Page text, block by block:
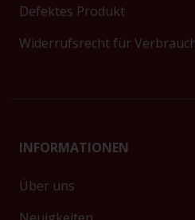
Defektes Produkt
Widerrufsrecht für
INFORMATIONEN
Über uns